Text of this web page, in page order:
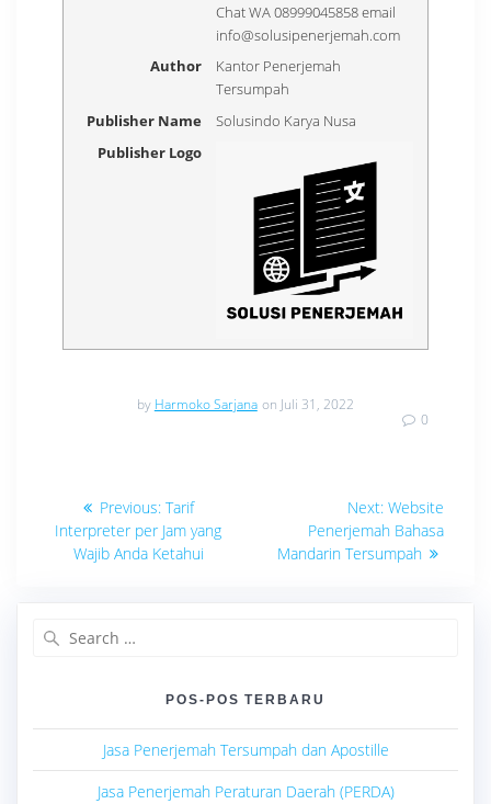
Chat WA 08999045858 email
info@solusipenerjemah.com
Author
Kantor Penerjemah
Tersumpah
Publisher Name
Solusindo Karya Nusa
Publisher Logo
by Harmoko Sarjana on Juli 31, 2022
0
Navigasi
pos
Previous: Previous
post:
Tarif
Interpreter per Jam yang
Wajib Anda Ketahui
Next: Next
post:
Website
Penerjemah Bahasa
Mandarin Tersumpah
POS-POS TERBARU
Jasa Penerjemah Tersumpah dan Apostille
Jasa Penerjemah Peraturan Daerah (PERDA)